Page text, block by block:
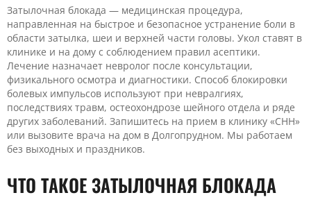
Затылочная блокада — медицинская процедура,
направленная на быстрое и безопасное устранение боли в
области затылка, шеи и верхней части головы. Укол ставят в
клинике и на дому с соблюдением правил асептики.
Лечение назначает невролог после консультации,
физикального осмотра и диагностики. Способ блокировки
болевых импульсов используют при невралгиях,
последствиях травм, остеохондрозе шейного отдела и ряде
других заболеваний. Запишитесь на прием в клинику «CHH»
или вызовите врача на дом в Долгопрудном. Мы работаем
без выходных и праздников.
ЧТО ТАКОЕ ЗАТЫЛОЧНАЯ БЛОКАДА